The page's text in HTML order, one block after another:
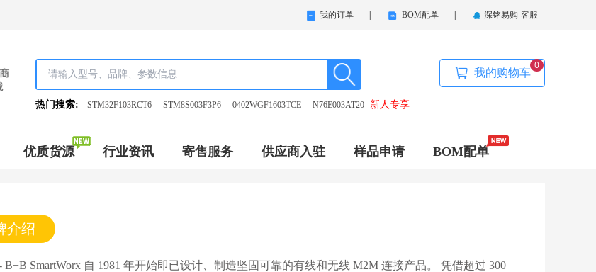
我的订单 BOM配单 深铭易购-客服
热门搜索: STM32F103RCT6 STM8S003F3P6 0402WGF1603TCE N76E003AT20 新人专享
我的购物车
0
优质货源 行业资讯 寄售服务 供应商入驻 样品申请 BOM配单
介绍
B+B SmartWorx 自 1981 年开始即已设计、制造坚固可靠的有线和无线 M2M 连接产品。 凭借超过 300